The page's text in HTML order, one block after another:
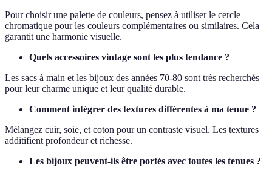
Pour choisir une palette de couleurs, pensez à utiliser le cercle
chromatique pour les couleurs complémentaires ou similaires. Cela
garantit une harmonie visuelle.
Quels accessoires vintage sont les plus tendance ?
Les sacs à main et les bijoux des années 70-80 sont très recherchés
pour leur charme unique et leur qualité durable.
Comment intégrer des textures différentes à ma tenue ?
Mélangez cuir, soie, et coton pour un contraste visuel. Les textures
additifient profondeur et richesse.
Les bijoux peuvent-ils être portés avec toutes les tenues ?